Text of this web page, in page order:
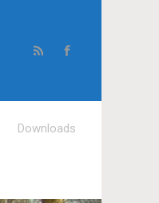
Downloads